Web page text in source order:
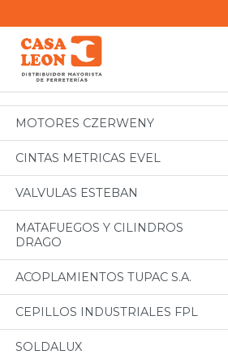
Categorias
Todos
MOTORES CZERWENY
CINTAS METRICAS EVEL
VALVULAS ESTEBAN
MATAFUEGOS Y CILINDROS
DRAGO
ACOPLAMIENTOS TUPAC S.A.
CEPILLOS INDUSTRIALES FPL
SOLDALUX